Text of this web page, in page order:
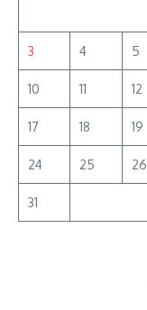
3 4 5
10 11 12
17 18 19
24 25 26
31